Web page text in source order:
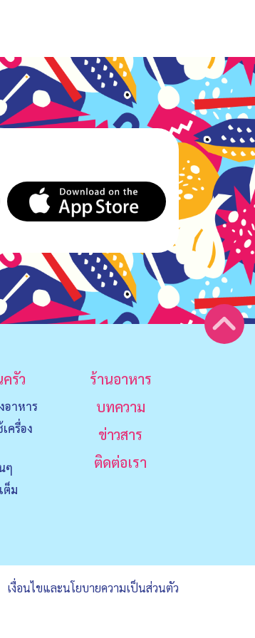
รัว
อาหาร
ครื่อง
ๆ
ต็ม
ร้านอาหาร
บทความ
ข่าวสาร
ติดต่อเรา
เงื่อนไขและนโยบายความเป็นส่วนตัว